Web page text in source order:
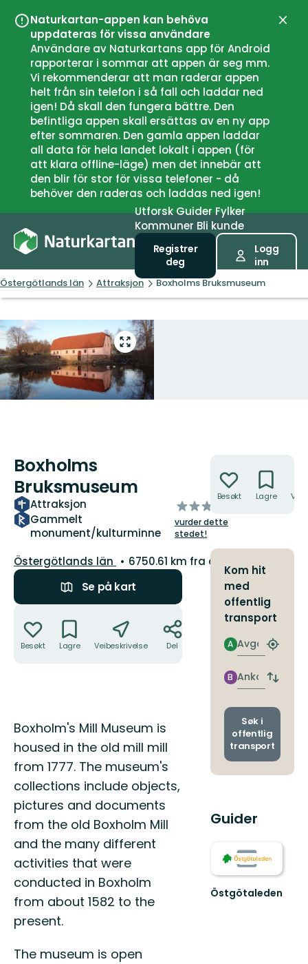
Naturkartan-appen kan behöva
uppdateras för vissa användare
Användare av Naturkartans app för Android
rapporterar i sommar att appen är seg mm.
Vi rekommenderar att man raderar appen
helt från sin telefon i så fall och laddar ned
igen! Då skall den fungera bättre. Den
befintliga appen skall ersättas av en ny app
efter sommaren. Den gamla appen laddar
all data för hela landet lokalt i appen (för
att klara offline-läge) men det innebär att
den blir för stor för vissa telefoner - då
behöver den raderas och laddas ned igen!
Lukk
UtforskGuiderFylker
Kommuner Bli kunde
Registrer
deg
Logg
inn
Östergötlands län Attraksjon Boxholms Bruksmuseum
Gå
til
fullskjerm
Boxholms
Bruksmuseum
Attraksjon
Gammelt
monument/kulturminne
av
5
stjerner
vurder dette
stedet!
Fylke:
Östergötlands län
6750.61 km fra deg
Se på kart
Besøkt Lagre Veibeskrivelse Del
Beskrivelse
Boxholm's Mill Museum is
housed in the old mill mill
from 1777. The museum's
collections include objects,
pictures and documents
from the old Boxholm Mill
and the many different
activities that were
conducted in Boxholm
from about 1582 to the
present.
The museum is open
Besøkt Lagre
Kom hit
med
offentlig
transport
Avgang
A
Finn
Ankomst
B
Bytt
og
Søk i
offentlig
transport
Guider
Östgötaleden